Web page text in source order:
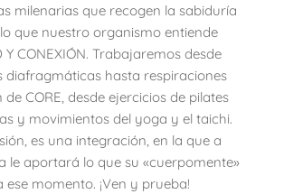
milenarias que recogen la sabiduría
que nuestro organismo entiende
Y CONEXIÓN. Trabajaremos desde
diafragmáticas hasta respiraciones
CORE, desde ejercicios de pilates
y movimientos del yoga y el taichi.
es una integración, en la que a
le aportará lo que su «cuerpomente»
ese momento. ¡Ven y prueba!